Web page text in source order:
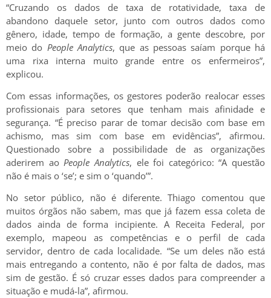
“Cruzando os dados de taxa de rotatividade, taxa de
abandono daquele setor, junto com outros dados como
gênero, idade, tempo de formação, a gente descobre, por
meio do People Analytics, que as pessoas saíam porque há
uma rixa interna muito grande entre os enfermeiros”,
explicou.
Com essas informações, os gestores poderão realocar esses
profissionais para setores que tenham mais afinidade e
segurança. “É preciso parar de tomar decisão com base em
achismo, mas sim com base em evidências”, afirmou.
Questionado sobre a possibilidade de as organizações
aderirem ao People Analytics, ele foi categórico: “A questão
não é mais o ‘se’; e sim o ‘quando’”.
No setor público, não é diferente. Thiago comentou que
muitos órgãos não sabem, mas que já fazem essa coleta de
dados ainda de forma incipiente. A Receita Federal, por
exemplo, mapeou as competências e o perfil de cada
servidor, dentro de cada localidade. “Se um deles não está
mais entregando a contento, não é por falta de dados, mas
sim de gestão. É só cruzar esses dados para compreender a
situação e mudá-la”, afirmou.